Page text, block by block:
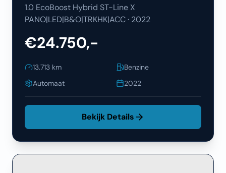
1.0 EcoBoost Hybrid ST-Line X
PANO|LED|B&O|TRKHK|ACC· 2022
€24.750,-
13.713 km
Benzine
Automaat
2022
Bekijk Details